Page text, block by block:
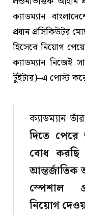
ক্যাডম্যান
প্রধান প্রসিকিউটর
হিসেবে নিয়োগ
ক্যাডম্যান নিজেই
টুইটার)–এ পোস্ট
ক্যাডম্যান
দিতে
বোধ করছি
আন্তর্জাতিক
স্পেশাল
নিয়োগ